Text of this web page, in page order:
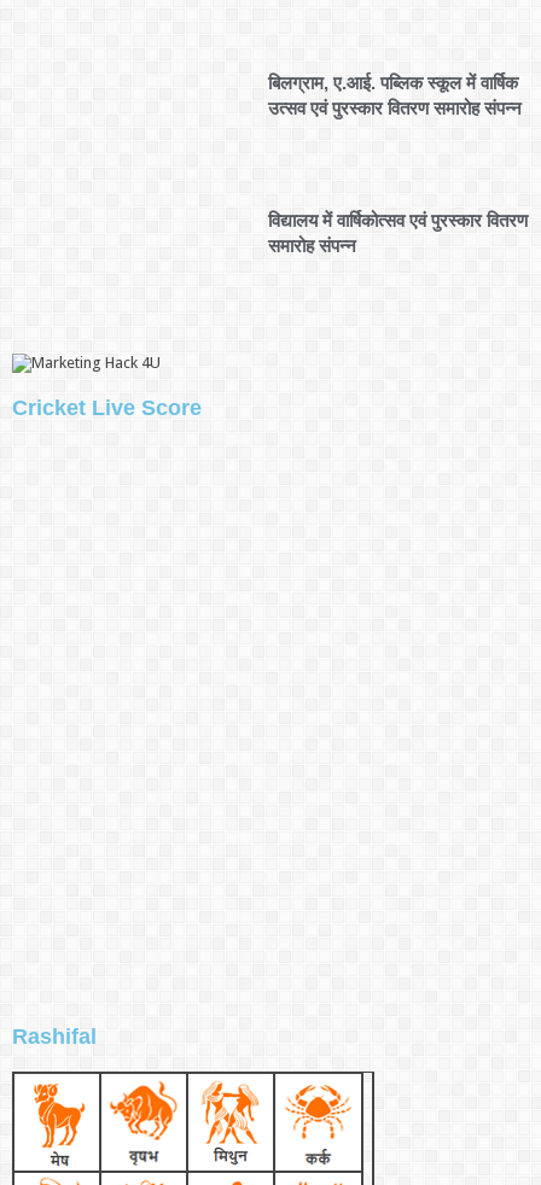
बिलग्राम, ए.आई. पब्लिक स्कूल में वार्षिक
उत्सव एवं पुरस्कार वितरण समारोह संपन्न
विद्यालय में वार्षिकोत्सव एवं पुरस्कार वितरण
समारोह संपन्न
Cricket Live Score
Rashifal